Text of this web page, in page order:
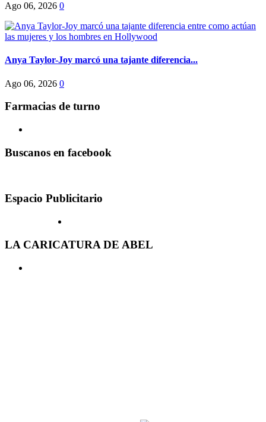
Ago 06, 2026 0
Anya Taylor-Joy marcó una tajante diferencia...
Ago 06, 2026 0
Farmacias de turno
Buscanos en facebook
Espacio Publicitario
LA CARICATURA DE ABEL